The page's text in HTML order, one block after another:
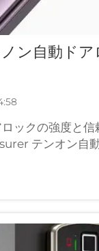
ン自動ド
ックの強度と信
テンオン自
安全に固定する
プの錠前です。
らい安全で確実